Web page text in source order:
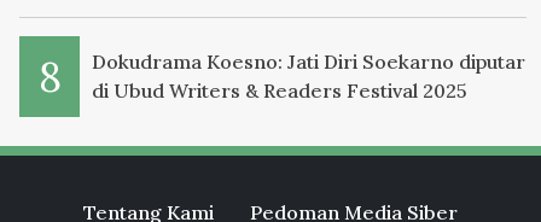
Dokudrama Koesno: Jati Diri Soekarno diputar
di Ubud Writers & Readers Festival 2025
Tentang Kami Pedoman Media Siber